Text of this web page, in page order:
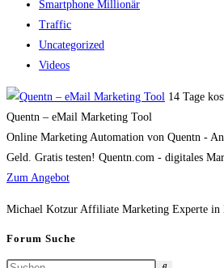
Smartphone Millionär
Traffic
Uncategorized
Videos
14 Tage
Quentn – eMail Marketing Tool
Online Marketing Automation von Quentn -
Geld. Gratis testen! Quentn.com - digitales
Zum Angebot
Michael Kotzur Affiliate Marketing Experte in
Forum Suche